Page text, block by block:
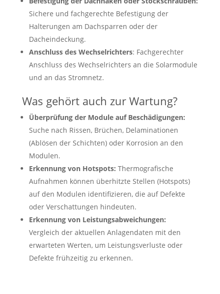
Sichere und fachgerechte Befestigung der
Halterungen am Dachsparren oder der
Dacheindeckung.
Anschluss des Wechselrichters: Fachgerechter
Anschluss des Wechselrichters an die Solarmodule
und an das Stromnetz.
Was gehört auch zur Wartung?
Überprüfung der Module auf Beschädigungen:
Suche nach Rissen, Brüchen, Delaminationen
(Ablösen der Schichten) oder Korrosion an den
Modulen.
Erkennung von Hotspots: Thermografische
Aufnahmen können überhitzte Stellen (Hotspots)
auf den Modulen identifizieren, die auf Defekte
oder Verschattungen hindeuten.
Erkennung von Leistungsabweichungen:
Vergleich der aktuellen Anlagendaten mit den
erwarteten Werten, um Leistungsverluste oder
Defekte frühzeitig zu erkennen.